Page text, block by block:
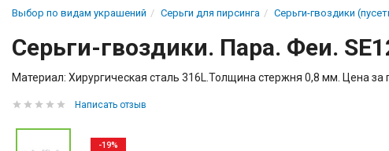
Выбор по видам украшений Серьги для пирсинга Серьги-гвоздики
Серьги-гвоздики. Пара. Феи.
Материал: Хирургическая сталь 316L.Толщина стержня 0,8 мм. Цена за
Написать отзыв
-19%